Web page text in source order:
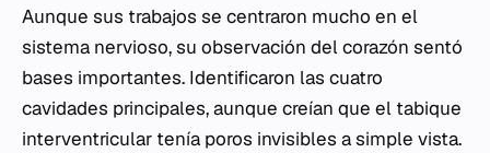
Aunque sus trabajos se centraron mucho en el
sistema nervioso, su observación del corazón sentó
bases importantes. Identificaron las cuatro
cavidades principales, aunque creían que el tabique
interventricular tenía poros invisibles a simple vista.